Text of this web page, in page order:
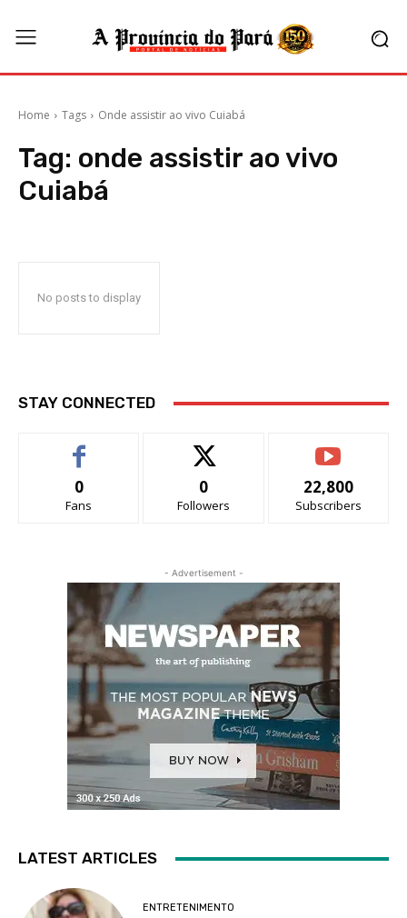
Home Tags Onde assistir ao vivo Cuiabá
Tag: onde assistir ao vivo
Cuiabá
No posts to display
STAY CONNECTED
0
Fans
0
Followers
22,800
Subscribers
- Advertisement -
LATEST ARTICLES
ENTRETENIMENTO